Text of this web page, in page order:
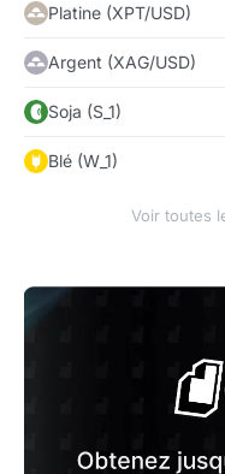
Platine (XPT/USD)
Argent (XAG/USD)
Soja (S_1)
Blé (W_1)
Voir toutes